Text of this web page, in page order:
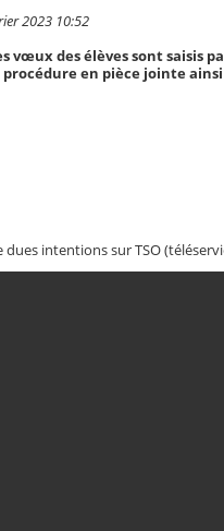
2023 10:52
vœux des élèves sont saisis
procédure en pièce jointe
intentions sur TSO